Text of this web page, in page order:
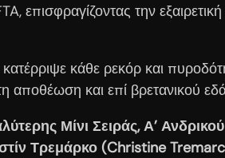
επισφραγίζοντας την
κάθε ρεκόρ και
αποθέωση και επί βρετανικού
Μίνι Σειράς, Α’
Τρεμάρκο (Christine